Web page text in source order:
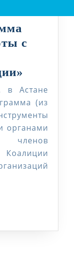
с
работы
с
в Астане
(из
органами